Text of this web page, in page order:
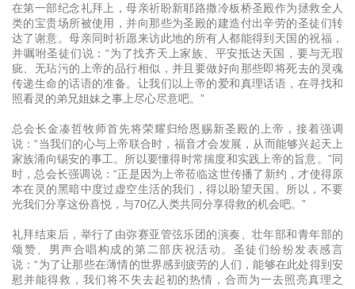
在第一部纪念礼拜上，母亲祈盼新耶路撒冷板桥圣殿作为拯救全人
类的宝贵场所被使用，并向那些为圣殿的建造付出辛劳的圣徒们转
达了谢意。母亲同时祈愿来访此地的所有人都能得到天国的祝福，
并嘱咐圣徒们说：“为了找齐天上家族、平安抵达天国，要与无瑕
疵、无玷污的上帝的品行相似，并且要做好向那些即将死去的灵魂
传递生命的话语的准备。让我们以上帝的爱和真理话语，在寻找和
照看灵的弟兄姐妹之事上尽心尽意吧。”
总会长金凑哲牧师首先将荣耀归给恩赐新圣殿的上帝，接着强调
说：“当我们的心与上帝联合时，福音才会发展，从而能够兴起天上
家族涌向锡安的事工。所以要懂得时常揣度和实践上帝的旨意。”同
时，总会长强调说：“正是因为上帝莅临这世传播了新约，才使得原
本在灵的黑暗中度过虚空生活的我们，得以盼望天国。所以，不要
光我们分享这份喜悦，与70亿人类共同分享得救的机会吧。”
礼拜结束后，举行了由弥赛亚管弦乐团的演奏、壮年部和青年部的
颂赞、男声合唱构成的第二部庆祝活动。圣徒们纷纷发表感言
说：“为了让那些在薄情的世界感到疲劳的人们，能够在此处得到安
慰并能得救，我们将不失去起初的热情，合而为一去照亮真理之